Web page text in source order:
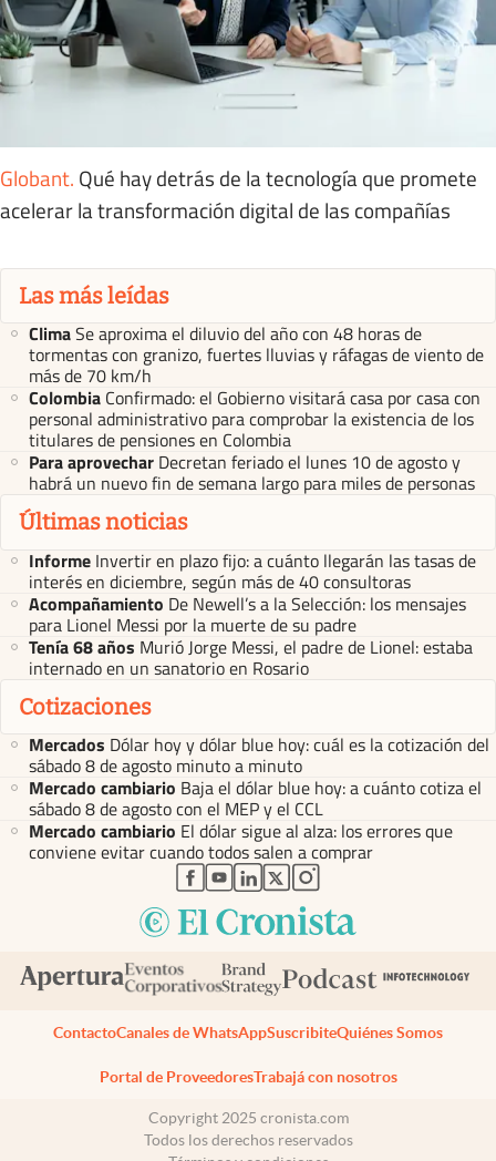
Globant. Qué hay detrás de la tecnología que promete
acelerar la transformación digital de las compañías
Las más leídas
ClimaSe aproxima el diluvio del año con 48 horas de
tormentas con granizo, fuertes lluvias y ráfagas de viento de
más de 70 km/h
Colombia Confirmado: el Gobierno visitará casa por casa con
personal administrativo para comprobar la existencia de los
titulares de pensiones en Colombia
Para aprovechar Decretan feriado el lunes 10 de agosto y
habrá un nuevo fin de semana largo para miles de personas
Últimas noticias
Informe Invertir en plazo fijo: a cuánto llegarán las tasas de
interés en diciembre, según más de 40 consultoras
Acompañamiento De Newell’s a la Selección: los mensajes
para Lionel Messi por la muerte de su padre
Tenía 68 años Murió Jorge Messi, el padre de Lionel: estaba
internado en un sanatorio en Rosario
Cotizaciones
Mercados Dólar hoy y dólar blue hoy: cuál es la cotización del
sábado 8 de agosto minuto a minuto
Mercado cambiario Baja el dólar blue hoy: a cuánto cotiza el
sábado 8 de agosto con el MEP y el CCL
Mercado cambiario El dólar sigue al alza: los errores que
conviene evitar cuando todos salen a comprar
abre en nueva pestaña
abre en nueva pestaña
abre en nueva pestaña
abre en nueva pestaña
abre en nueva pestaña
ContactoCanales de WhatsAppSuscribiteQuiénes Somos
Portal de ProveedoresTrabajá con nosotros
Copyright 2025 cronista.com
Todos los derechos reservados